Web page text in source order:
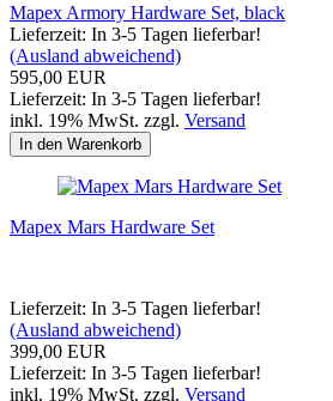
Mapex Armory Hardware Set, black
Lieferzeit: In 3-5 Tagen lieferbar!
(Ausland abweichend)
595,00 EUR
Lieferzeit: In 3-5 Tagen lieferbar!
inkl. 19% MwSt. zzgl. Versand
In den Warenkorb
Mapex Mars Hardware Set
Lieferzeit: In 3-5 Tagen lieferbar!
(Ausland abweichend)
399,00 EUR
Lieferzeit: In 3-5 Tagen lieferbar!
inkl. 19% MwSt. zzgl. Versand